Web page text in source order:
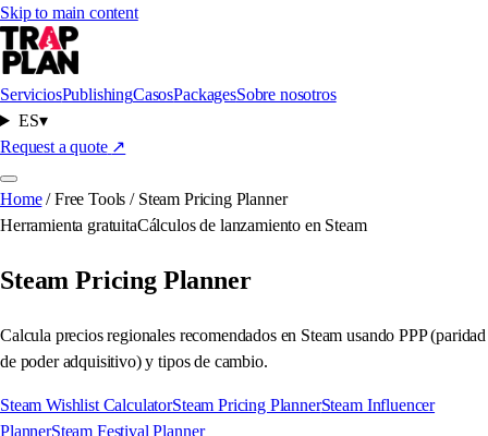
Skip to main content
ServiciosPublishingCasosPackagesSobre nosotros
ES▾
Request a quote ↗
Home / Free Tools / Steam Pricing Planner
Herramienta gratuitaCálculos de lanzamiento en Steam
Steam Pricing Planner
Calcula precios regionales recomendados en Steam usando PPP (paridad
de poder adquisitivo) y tipos de cambio.
Steam Wishlist CalculatorSteam Pricing PlannerSteam Influencer
PlannerSteam Festival Planner